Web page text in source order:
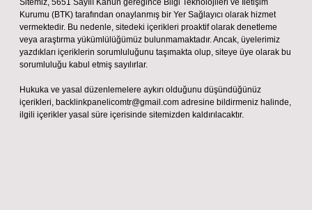
Sitemiz, 5651 Sayılı Kanun gereğince Bilgi Teknolojileri ve İletişim
Kurumu (BTK) tarafından onaylanmış bir Yer Sağlayıcı olarak hizmet
vermektedir. Bu nedenle, sitedeki içerikleri proaktif olarak denetleme
veya araştırma yükümlülüğümüz bulunmamaktadır. Ancak, üyelerimiz
yazdıkları içeriklerin sorumluluğunu taşımakta olup, siteye üye olarak bu
sorumluluğu kabul etmiş sayılırlar.
Hukuka ve yasal düzenlemelere aykırı olduğunu düşündüğünüz
içerikleri, backlinkpanelicomtr@gmail.com adresine bildirmeniz halinde,
ilgili içerikler yasal süre içerisinde sitemizden kaldırılacaktır.